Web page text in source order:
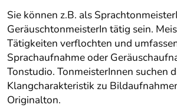
Sie können z.B. als
GeräuschtonmeisterIn tätig sein.
Tätigkeiten verflochten und
Sprachaufnahme oder
Tonstudio. TonmeisterInnen suchen
Klangcharakteristik zu
Originalton.